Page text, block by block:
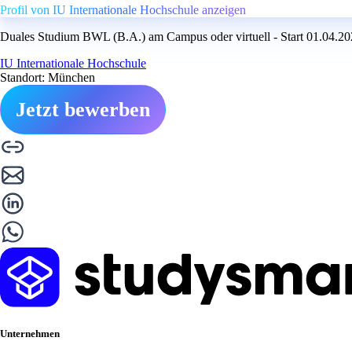
Profil von IU Internationale Hochschule anzeigen
Duales Studium BWL (B.A.) am Campus oder virtuell - Start
IU Internationale Hochschule
Standort: München
Jetzt bewerben
Unternehmen